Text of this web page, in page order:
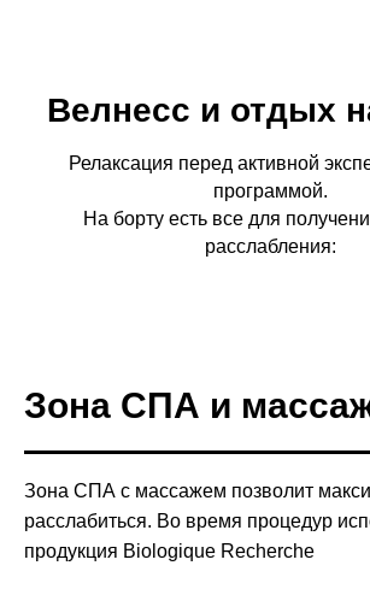
Велнесс и отдых
Релаксация перед активной
программой.
На борту есть все для
расслабления:
Зона СПА и
Зона СПА с массажем позволит
расслабиться. Во время процедур
продукция Biologique Recherche